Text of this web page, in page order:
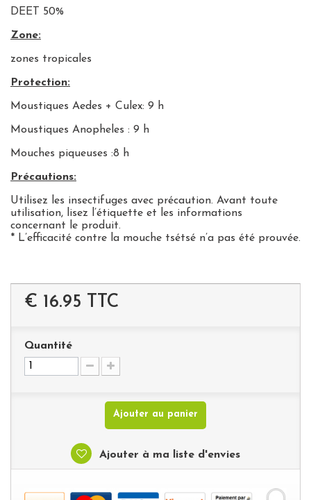
DEET 50%
Zone:
zones tropicales
Protection:
Moustiques Aedes + Culex: 9 h
Moustiques Anopheles : 9 h
Mouches piqueuses :8 h
Précautions:
Utilisez les insectifuges avec précaution. Avant toute
utilisation, lisez l’étiquette et les informations
concernant le produit.
* L’efficacité contre la mouche tsétsé n’a pas été prouvée.
€ 16.95 TTC
Quantité
Ajouter au panier
Ajouter à ma liste d'envies